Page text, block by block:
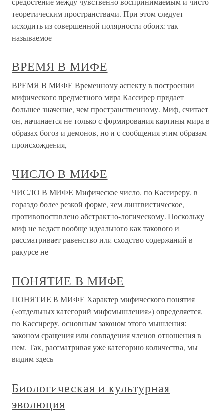
теоретическим пространствами. При этом следует
исходить из совершенной полярности обоих: так
называемое
ВРЕМЯ В МИФЕ
ВРЕМЯ В МИФЕ Временному аспекту в построении
мифического предметного мира Кассирер придает
большее значение, чем пространственному. Миф, считает
он, начинается не только с формирования картины мира в
образах богов и демонов, но и с сообщения этим образам
происхождения,
ЧИСЛО В МИФЕ
ЧИСЛО В МИФЕ Мифическое число, по Кассиреру, в
гораздо более резкой форме, чем лингвистическое,
противопоставлено абстрактно-логическому. Поскольку
миф не ведает вообще идеального как такового и
рассматривает равенство или сходство содержаний в
ракурсе не
ПОНЯТИЕ В МИФЕ
ПОНЯТИЕ В МИФЕ Характер мифического понятия
(«отдельных категорий мифомышления») определяется,
по Кассиреру, основным законом этого мышления:
законом сращения или совпадения членов отношения в
нем. Так, рассматривая уже категорию количества, мы
видим здесь
Биологическая и культурная
эволюция